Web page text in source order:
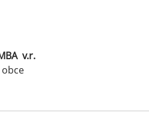
v.r.